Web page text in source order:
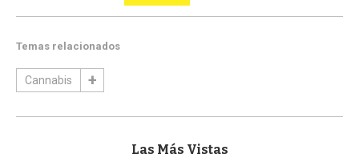
Temas relacionados
Cannabis
Las Más Vistas